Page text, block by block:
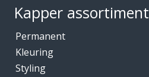
Kapper assortiment
Permanent
Kleuring
Styling